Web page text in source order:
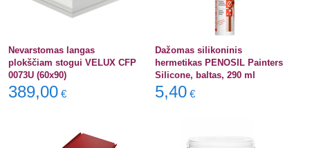
Nevarstomas langas
plokščiam stogui VELUX CFP
0073U (60x90)
389,00 €
Dažomas silikoninis
hermetikas PENOSIL Painters
Silicone, baltas, 290 ml
5,40 €